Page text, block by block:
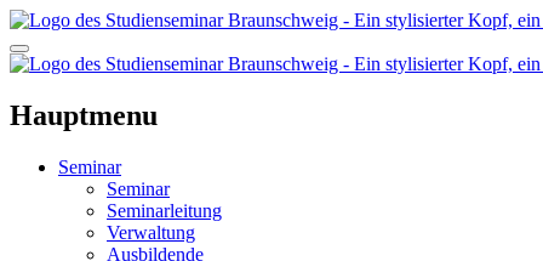
Hauptmenu
Seminar
Seminar
Seminarleitung
Verwaltung
Ausbildende